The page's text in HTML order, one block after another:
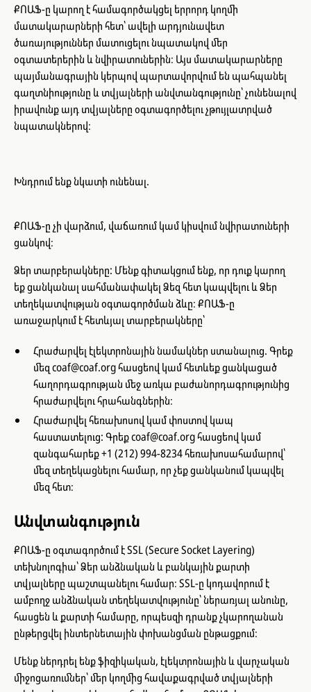
ՔՈԱՖ-ը կարող է համագործակցել երրորդ կողմի
մատակարարների հետ՝ ավելի արդյունավետ
ծառայություններ մատուցելու նպատակով մեր
օգտատերերին և նվիրատուներին։ Այս մատակարարները
պայմանագրային կերպով պարտավորվում են պահպանել
գաղտնիությունը և տվյալների անվտանգությունը՝ չունենալով
իրավունք այդ տվյալները օգտագործելու չթույլատրված
նպատակներով։
Խնդրում ենք նկատի ունենալ.
ՔՈԱՖ-ը չի վարձում, վաճառում կամ կիսվում նվիրատուների
ցանկով։
Ձեր տարբերակները: Մենք գիտակցում ենք, որ դուք կարող
եք ցանկանալ սահմանափակել Ձեզ հետ կապվելու և Ձեր
տեղեկատվության օգտագործման ձևը։ ՔՈԱՖ-ը
առաջարկում է հետևյալ տարբերակները՝
Հրաժարվել էլեկտրոնային նամակներ ստանալուց. Գրեք
մեզ coaf@coaf.org հասցեով կամ հետևեք ցանկացած
հաղորդագրության մեջ առկա բաժանորդագրությունից
հրաժարվելու հրահանգներին։
Հրաժարվել հեռախոսով կամ փոստով կապ
հաստատելուց: Գրեք coaf@coaf.org հասցեով կամ
զանգահարեք +1 (212) 994-8234 հեռախոսահամարով՝
մեզ տեղեկացնելու համար, որ չեք ցանկանում կապվել
մեզ հետ։
Անվտանգություն
ՔՈԱՖ-ը օգտագործում է SSL (Secure Socket Layering)
տեխնոլոգիա՝ Ձեր անձնական և բանկային քարտի
տվյալները պաշտպանելու համար։ SSL-ը կոդավորում է
ամբողջ անձնական տեղեկատվությունը՝ ներառյալ անունը,
հասցեն և քարտի համարը, որպեսզի դրանք չկարողանան
ընթերցվել ինտերնետային փոխանցման ընթացքում։
Մենք ներդրել ենք ֆիզիկական, էլեկտրոնային և վարչական
միջոցառումներ՝ մեր կողմից հավաքագրված տվյալների